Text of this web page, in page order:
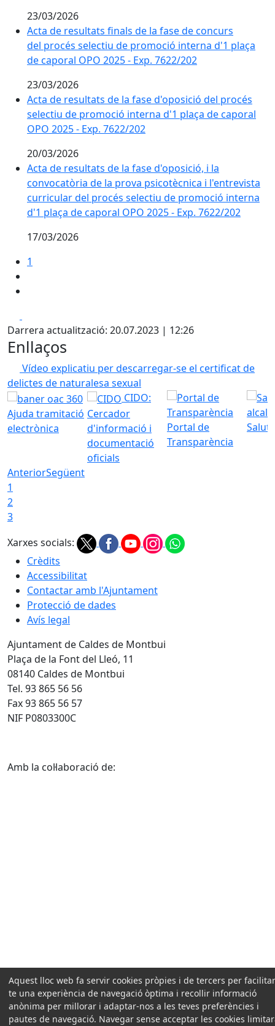
23/03/2026
Acta de resultats finals de la fase de concurs del
Acta de resultats finals de la fase de concurs
del procés selectiu de promoció interna d'1 plaça
de caporal OPO 2025 - Exp. 7622/202
23/03/2026
Acta de resultats de la fase d'oposició del procés
Acta de resultats de la fase d'oposició del procés
selectiu de promoció interna d'1 plaça de caporal
OPO 2025 - Exp. 7622/202
20/03/2026
Acta de resultats de la fase d'oposició, i la
Acta de resultats de la fase d'oposició, i la
convocatòria de la prova psicotècnica i l'entrevista
curricular del procés selectiu de promoció interna
d'1 plaça de caporal OPO 2025 - Exp. 7622/202
17/03/2026
1
Darrera actualització: 20.07.2023 | 12:26
Enllaços
Vídeo explicatiu per descarregar-se el certificat de
delictes de naturalesa sexual
Ajuda tramitació
electrònica
CIDO:
Cercador
d'informació i
documentació
oficials
Portal de
Transparència
AnteriorSegüent
1
2
3
Xarxes socials:
Crèdits
Accessibilitat
Contactar amb l'Ajuntament
Protecció de dades
Avís legal
Ajuntament de Caldes de Montbui
Plaça de la Font del Lleó, 11
08140 Caldes de Montbui
Tel. 93 865 56 56
Fax 93 865 56 57
NIF P0803300C
Amb la col·laboració de:
Aquest lloc web fa servir cookies pròpies i de tercers per
te una experiència de navegació òptima i recollir informació
anònima per millorar i adaptar-nos a les teves preferències i
pautes de navegació. Navegar sense acceptar les cookies